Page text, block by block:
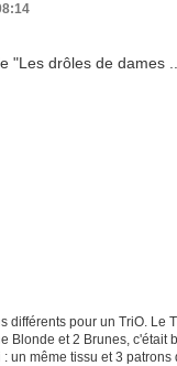
différents pour un TriO. Le
Blonde et 2 Brunes, c'était
un même tissu et 3 patrons